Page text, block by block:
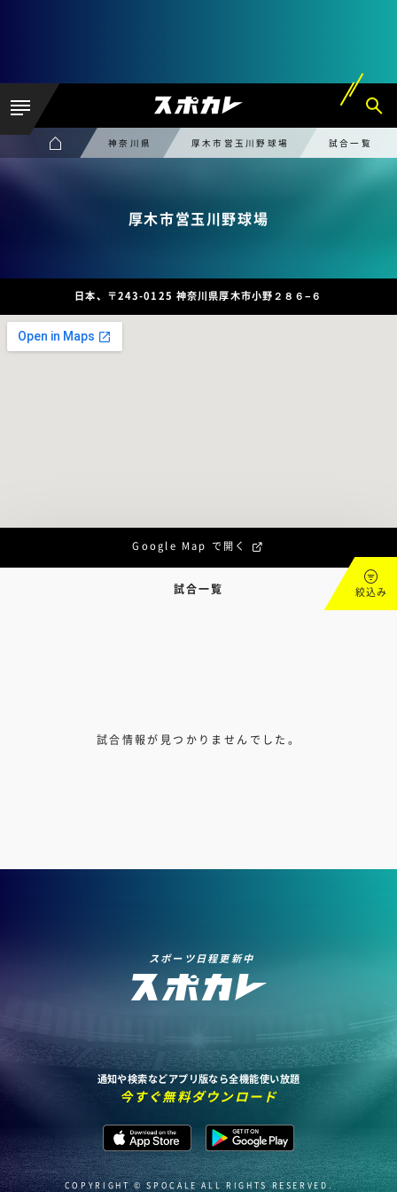
神奈川県 厚木市営玉川野球場 試合一覧
厚木市営玉川野球場
日本、〒243-0125 神奈川県厚木市小野２８６−６
Google Map で開く
試合一覧 絞込み
試合情報が見つかりませんでした。
スポーツ日程更新中
通知や検索などアプリ版なら全機能使い放題
今すぐ無料ダウンロード
COPYRIGHT © SPOCALE ALL RIGHTS RESERVED.